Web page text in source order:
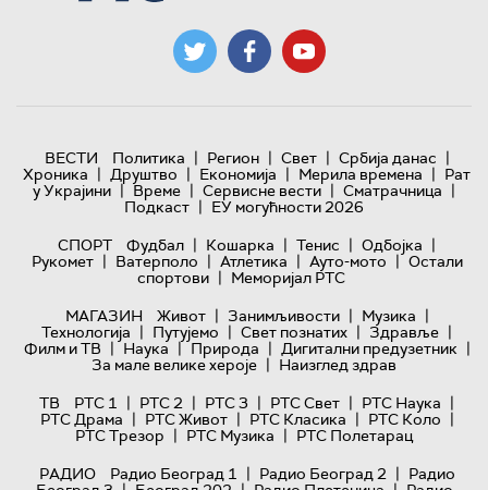
ВЕСТИ Политика | Регион | Свет | Србија данас |
Хроника | Друштво | Економија | Мерила времена | Рат
у Украјини | Време | Сервисне вести | Сматрачница |
Подкаст | ЕУ могућности 2026
СПОРТ
Фудбал | Кошарка | Тенис | Одбојка |
Рукомет | Ватерполо | Атлетика | Ауто-мото | Остали
спортови | Меморијал РТС
МАГАЗИН
Живот | Занимљивости | Музика |
Технологијa | Путујемо | Свет познатих | Здравље |
Филм и ТВ | Наука | Природа | Дигитални предузетник |
За мале велике хероје | Наизглед здрав
ТВ
РТС 1 | РТС 2 | РТС 3 | РТС Свет | РТС Наука |
РТС Драма | РТС Живот | РТС Класика | РТС Коло |
РТС Трезор | РТС Музика | РТС Полетарац
РАДИО
Радио Београд 1 | Радио Београд 2 | Радио